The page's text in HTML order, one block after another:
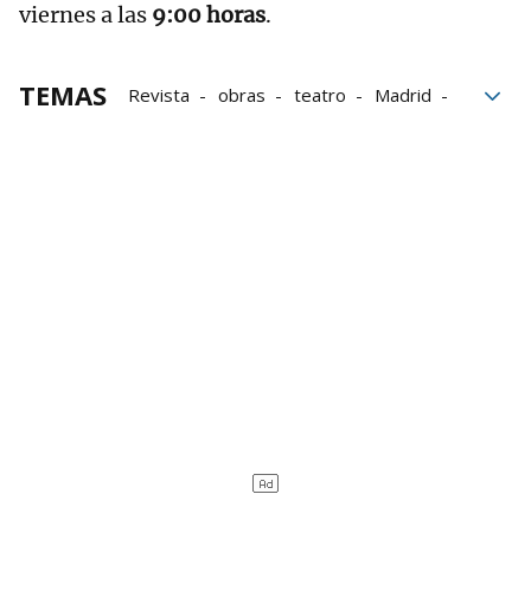
viernes a las 9:00 horas.
TEMAS Revista obras teatro
Madrid